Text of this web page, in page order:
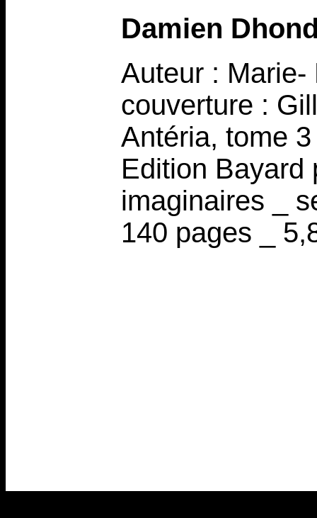
Damien
Auteur : Marie-
couverture :
Antéria, tome
Edition Bayard
imaginaires _
140 pages _